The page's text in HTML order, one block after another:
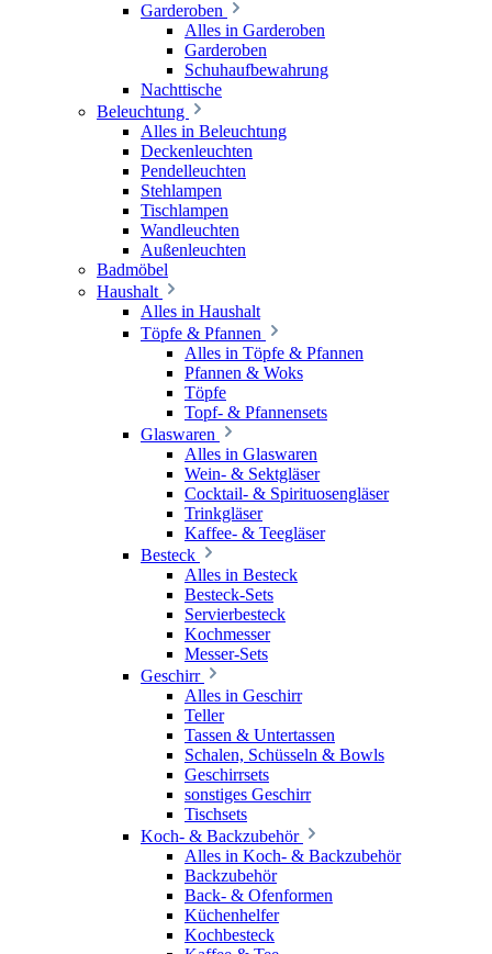
Garderoben
Alles in Garderoben
Garderoben
Schuhaufbewahrung
Nachttische
Beleuchtung
Alles in Beleuchtung
Deckenleuchten
Pendelleuchten
Stehlampen
Tischlampen
Wandleuchten
Außenleuchten
Badmöbel
Haushalt
Alles in Haushalt
Töpfe & Pfannen
Alles in Töpfe & Pfannen
Pfannen & Woks
Töpfe
Topf- & Pfannensets
Glaswaren
Alles in Glaswaren
Wein- & Sektgläser
Cocktail- & Spirituosengläser
Trinkgläser
Kaffee- & Teegläser
Besteck
Alles in Besteck
Besteck-Sets
Servierbesteck
Kochmesser
Messer-Sets
Geschirr
Alles in Geschirr
Teller
Tassen & Untertassen
Schalen, Schüsseln & Bowls
Geschirrsets
sonstiges Geschirr
Tischsets
Koch- & Backzubehör
Alles in Koch- & Backzubehör
Backzubehör
Back- & Ofenformen
Küchenhelfer
Kochbesteck